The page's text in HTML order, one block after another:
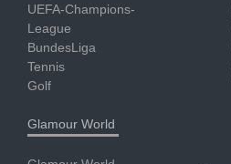
UEFA-Champions-
League
BundesLiga
Tennis
Golf
Glamour World